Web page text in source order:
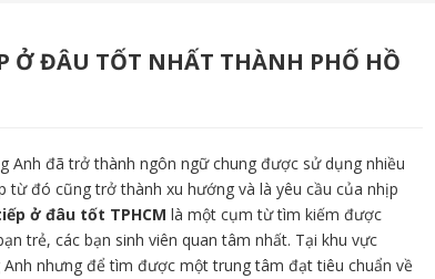
Ở ĐÂU TỐT NHẤT THÀNH PHỐ HỒ
Anh đã trở thành ngôn ngữ chung được sử dụng nhiều
từ đó cũng trở thành xu hướng và là yêu cầu của nhịp
ở đâu tốt TPHCM là một cụm từ tìm kiếm được
trẻ, các bạn sinh viên quan tâm nhất. Tại khu vực
nhưng để tìm được một trung tâm đạt tiêu chuẩn về